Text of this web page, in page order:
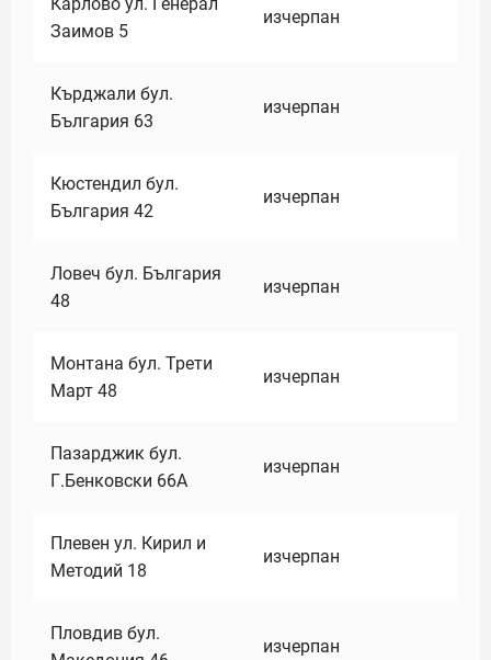
Заимов 5
изчерпан
Кърджали бул.
България 63
изчерпан
Кюстендил бул.
България 42
изчерпан
Ловеч бул. България
48
изчерпан
Монтана бул. Трети
Март 48
изчерпан
Пазарджик бул.
Г.Бенковски 66А
изчерпан
Плевен ул. Кирил и
Методий 18
изчерпан
Пловдив бул.
изчерпан